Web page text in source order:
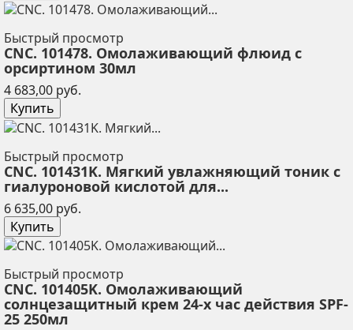
Быстрый просмотр
CNC. 101478. Омолаживающий флюид с
орсиртином 30мл
4 683,00 руб.
Купить
Быстрый просмотр
CNC. 101431K. Мягкий увлажняющий тоник с
гиалуроновой кислотой для...
6 635,00 руб.
Купить
Быстрый просмотр
CNC. 101405K. Омолаживающий
солнцезащитный крем 24-х час действия SPF-
25 250мл